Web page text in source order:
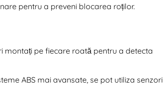
pentru a preveni blocarea roților.
montați pe fiecare roată pentru a detecta
ABS mai avansate, se pot utiliza senzori